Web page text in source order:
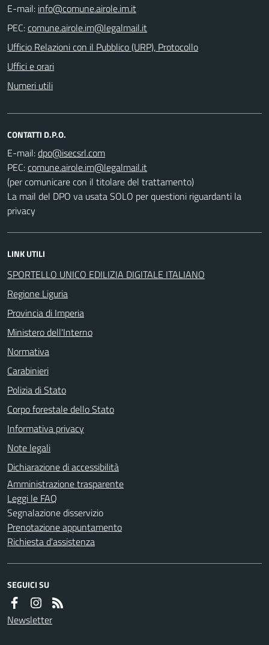
E-mail:
PEC:
Ufficio Relazioni con il Pubblico (URP), Protocollo
Uffici e orari
Numeri utili
CONTATTI D.P.O.
E-mail:
PEC:
(per comunicare con il titolare del trattamento)
La mail del DPO va usata SOLO per questioni riguardanti la
privacy
LINK UTILI
SPORTELLO UNICO EDILIZIA DIGITALE ITALIANO
Regione Liguria
Provincia di Imperia
Ministero dell'Interno
Normativa
Carabinieri
Polizia di Stato
Corpo forestale dello Stato
Informativa privacy
Note legali
Dichiarazione di accessibilità
Amministrazione trasparente
Leggi le FAQ
Segnalazione disservizio
Prenotazione appuntamento
Richiesta d'assistenza
SEGUICI SU
Newsletter